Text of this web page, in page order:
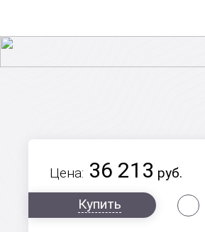
Цена: 36 213 руб.
Купить